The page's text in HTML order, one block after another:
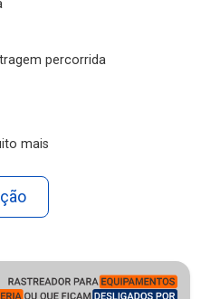
percorrida
mais